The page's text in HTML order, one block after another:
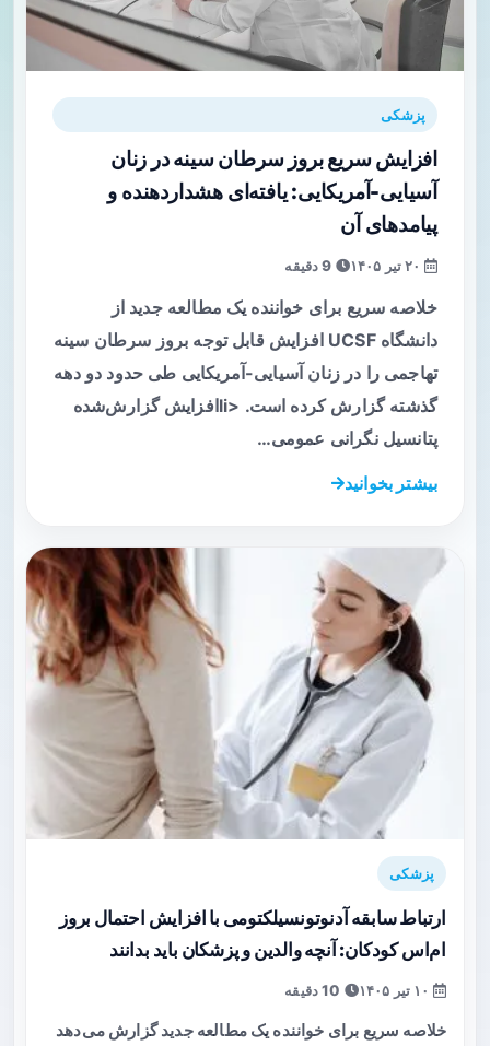
پزشکی
افزایش سریع بروز سرطان سینه در زنان
آسیایی-آمریکایی: یافته‌ای هشداردهنده و
پیامدهای آن
خلاصه سریع برای خواننده یک مطالعه جدید از
دانشگاه UCSF افزایش قابل توجه بروز سرطان سینه
تهاجمی را در زنان آسیایی-آمریکایی طی حدود دو دهه
گذشته گزارش کرده است. <liافزایش گزارش‌شده
پتانسیل نگرانی عمومی…
بیشتر بخوانید
پزشکی
ارتباط سابقه آدنوتونسیلکتومی با افزایش احتمال بروز
ام‌اس کودکان: آنچه والدین و پزشکان باید بدانند
خلاصه سریع برای خواننده یک مطالعه جدید گزارش می‌دهد